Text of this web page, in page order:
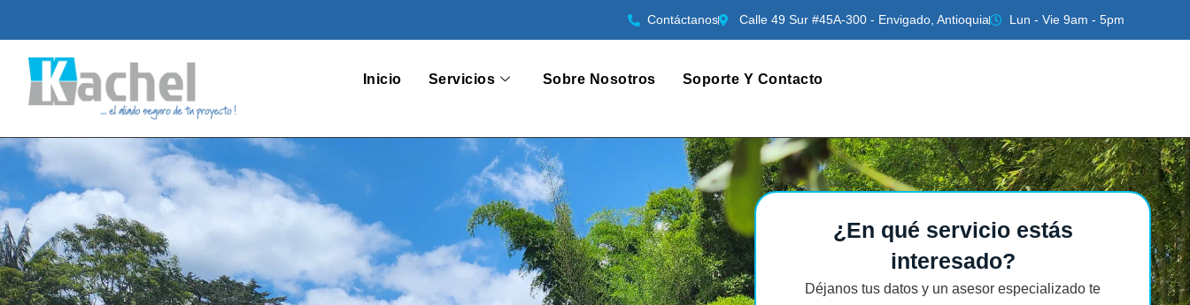
Contáctanos Calle 49 Sur #45A-300 - Envigado, Antioquia Lun - Vie 9am - 5pm
Inicio Servicios Sobre Nosotros Soporte Y Contacto
¿En qué servicio estás
interesado?
Déjanos tus datos y un asesor especializado te